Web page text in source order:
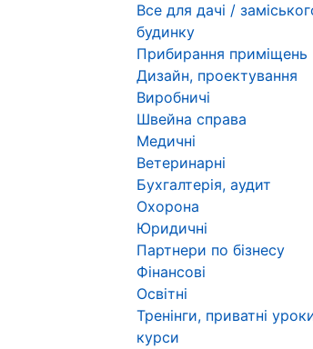
Все для дачі /
будинку
Прибирання приміщень
Дизайн, проектування
Виробничі
Швейна справа
Медичні
Ветеринарні
Бухгалтерія, аудит
Охорона
Юридичні
Партнери по бізнесу
Фінансові
Освітні
Тренінги, приватні
курси